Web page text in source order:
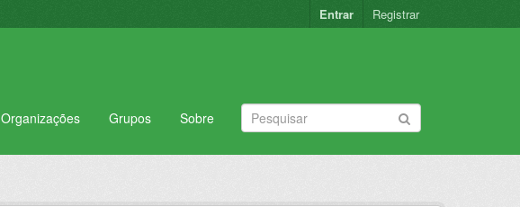
Entrar Registrar
Organizações Grupos Sobre